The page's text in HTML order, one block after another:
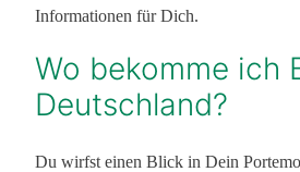
Informationen für Dich.
Wo bekomme ich
Deutschland?
Du wirfst einen Blick in Dein